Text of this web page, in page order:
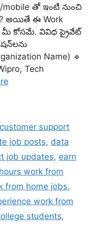
mobile తో ఇంటి నుంచి
అయితే ఈ Work
మీ కోసమే. వివిధ ప్రైవేట్
Name) 🔹
Tech
customer support
job posts, data
job updates, earn
work from
from home jobs,
work from
students,